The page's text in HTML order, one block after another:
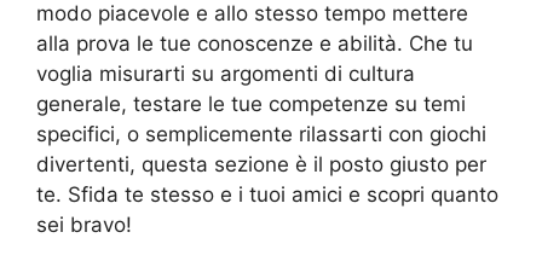
modo piacevole e allo stesso tempo mettere
alla prova le tue conoscenze e abilità. Che tu
voglia misurarti su argomenti di cultura
generale, testare le tue competenze su temi
specifici, o semplicemente rilassarti con giochi
divertenti, questa sezione è il posto giusto per
te. Sfida te stesso e i tuoi amici e scopri quanto
sei bravo!